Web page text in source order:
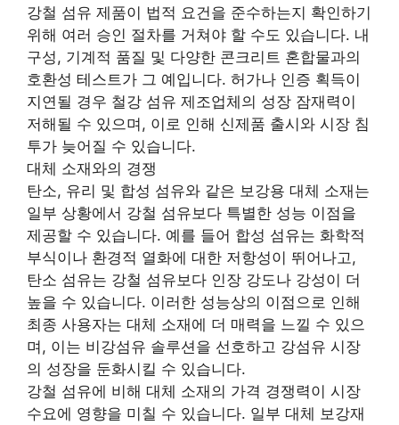
강철 섬유 제품이 법적 요건을 준수하는지 확인하기
위해 여러 승인 절차를 거쳐야 할 수도 있습니다. 내
구성, 기계적 품질 및 다양한 콘크리트 혼합물과의
호환성 테스트가 그 예입니다. 허가나 인증 획득이
지연될 경우 철강 섬유 제조업체의 성장 잠재력이
저해될 수 있으며, 이로 인해 신제품 출시와 시장 침
투가 늦어질 수 있습니다.
대체 소재와의 경쟁
탄소, 유리 및 합성 섬유와 같은 보강용 대체 소재는
일부 상황에서 강철 섬유보다 특별한 성능 이점을
제공할 수 있습니다. 예를 들어 합성 섬유는 화학적
부식이나 환경적 열화에 대한 저항성이 뛰어나고,
탄소 섬유는 강철 섬유보다 인장 강도나 강성이 더
높을 수 있습니다. 이러한 성능상의 이점으로 인해
최종 사용자는 대체 소재에 더 매력을 느낄 수 있으
며, 이는 비강섬유 솔루션을 선호하고 강섬유 시장
의 성장을 둔화시킬 수 있습니다.
강철 섬유에 비해 대체 소재의 가격 경쟁력이 시장
수요에 영향을 미칠 수 있습니다. 일부 대체 보강재